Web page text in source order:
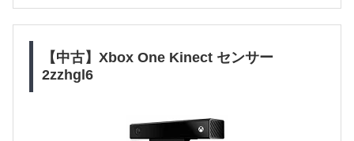
【中古】Xbox One Kinect センサー
2zzhgl6